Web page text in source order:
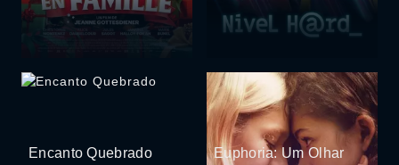
Encanto Quebrado
Euphoria: Um Olhar